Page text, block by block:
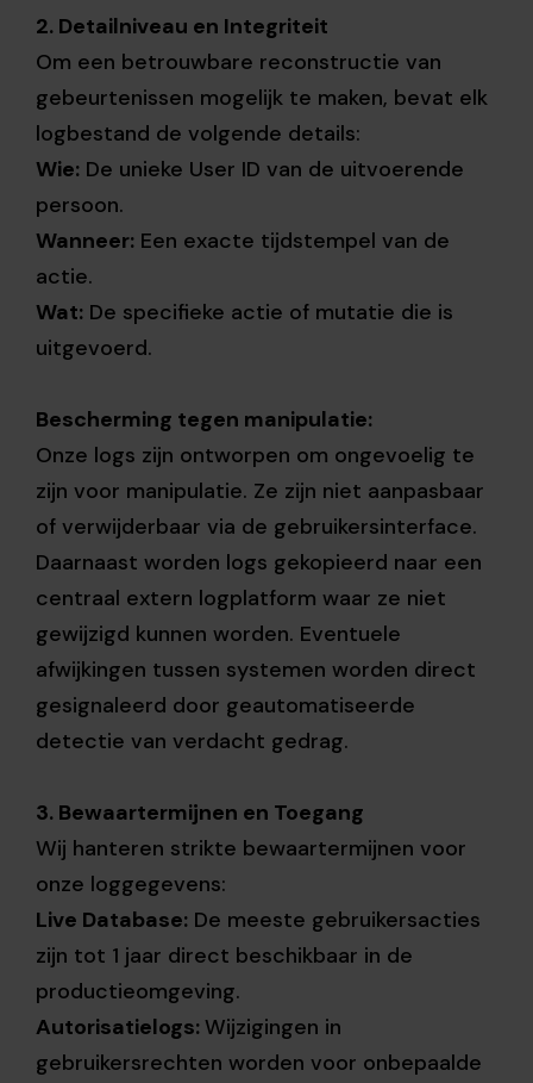
2. Detailniveau en Integriteit
Om een betrouwbare reconstructie van
gebeurtenissen mogelijk te maken, bevat elk
logbestand de volgende details:
Wie: De unieke User ID van de uitvoerende
persoon.
Wanneer: Een exacte tijdstempel van de
actie.
Wat: De specifieke actie of mutatie die is
uitgevoerd.
Bescherming tegen manipulatie:
Onze logs zijn ontworpen om ongevoelig te
zijn voor manipulatie. Ze zijn niet aanpasbaar
of verwijderbaar via de gebruikersinterface.
Daarnaast worden logs gekopieerd naar een
centraal extern logplatform waar ze niet
gewijzigd kunnen worden. Eventuele
afwijkingen tussen systemen worden direct
gesignaleerd door geautomatiseerde
detectie van verdacht gedrag.
3. Bewaartermijnen en Toegang
Wij hanteren strikte bewaartermijnen voor
onze loggegevens:
Live Database: De meeste gebruikersacties
zijn tot 1 jaar direct beschikbaar in de
productieomgeving.
Autorisatielogs:Wijzigingen in
gebruikersrechten worden voor onbepaalde